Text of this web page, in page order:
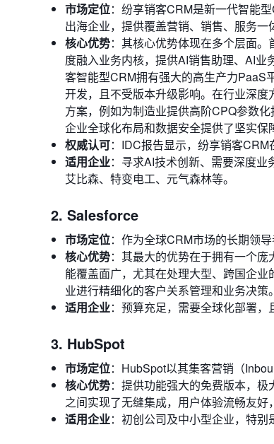
市场定位：纷享销客CRM是新一代智能
出海企业，提供覆盖营销、销售、服务一
核心优势：其核心优势体现在多个层面
度融入业务内核，提供AI销售助理、AI业
客智能型CRM拥有强大的高生产力PaaS
开发，且不受版本升级影响。在行业深
方案，例如为制造业提供高阶CPQ参数
企业全球化布局和数据安全提供了坚实保
权威认可：IDC报告显示，纷享销客
适用企业：寻求AI技术创新、需要深度业
艾比森、特变电工、元气森林等。
2. Salesforce
市场定位：作为全球CRM市场的长期领
核心优势：其最大的优势在于拥有一个
能覆盖面广，尤其在处理大型、跨国企
业进行精细化的客户关系管理和业务决策。
适用企业：预算充足，需要全球化部署，
3. HubSpot
市场定位：HubSpot以其集客营销（
核心优势：提供功能强大的免费版本，
之间实现了无缝集成，用户体验流畅友好
适用企业：初创公司及中小型企业，特